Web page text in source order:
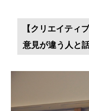
【クリエイティ
意見が違う人と